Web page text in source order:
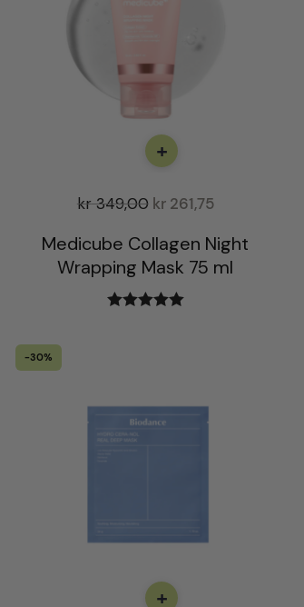
+
Medicube Collagen Night
Wrapping Mask 75 ml
kr349,00 kr261,75
-30%
+